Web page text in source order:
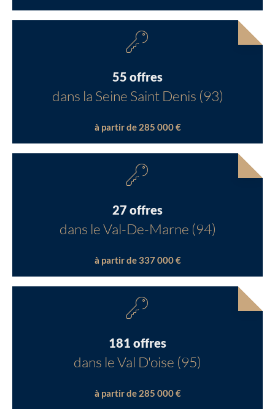
55 offres
dans la Seine Saint Denis (93)
à partir de 285 000 €
27 offres
dans le Val-De-Marne (94)
à partir de 337 000 €
181 offres
dans le Val D'oise (95)
à partir de 285 000 €